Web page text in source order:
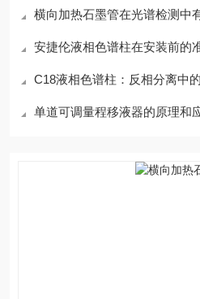
横向加热石墨管在光谱检测中
安捷伦液相色谱柱在安装前的
C18液相色谱柱：反相分离中
单道可调量程移液器的原理和